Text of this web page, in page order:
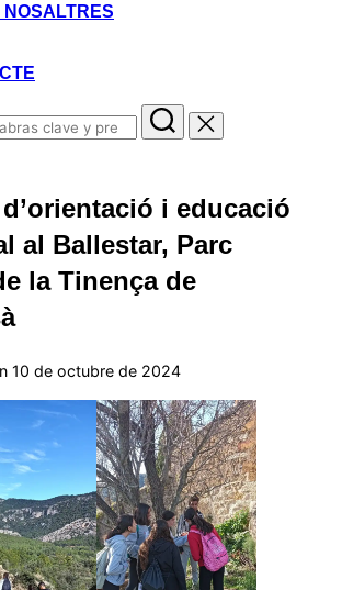
i educació
al Ballestar, Parc
la Tinença de
Publicado
el
10 de octubre de 2024